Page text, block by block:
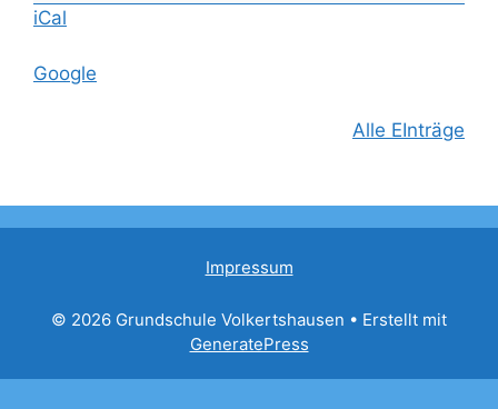
iCal
Google
Alle EInträge
Impressum
© 2026 Grundschule Volkertshausen • Erstellt mit
GeneratePress